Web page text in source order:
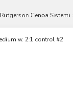
Rutgerson Genoa Sistemi